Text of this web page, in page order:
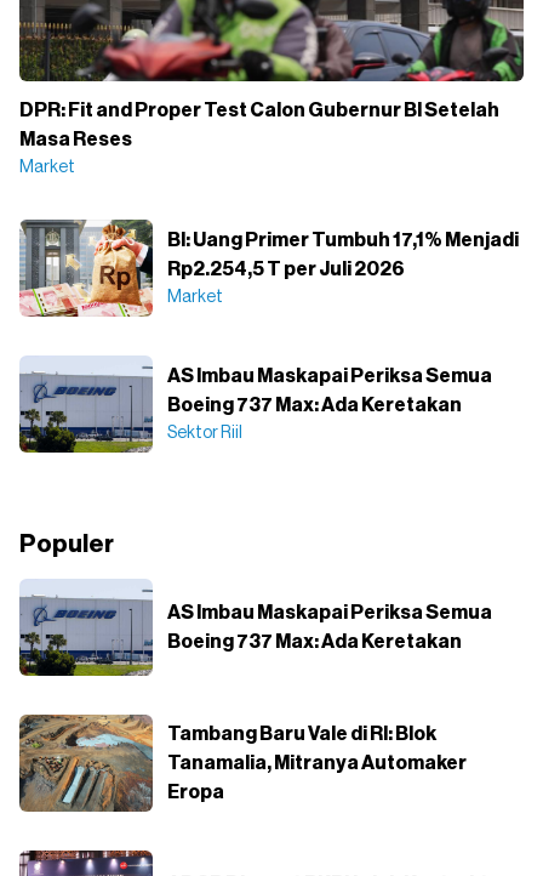
DPR: Fit and Proper Test Calon Gubernur BI Setelah
Masa Reses
Market
BI: Uang Primer Tumbuh 17,1% Menjadi
Rp2.254,5 T per Juli 2026
Market
AS Imbau Maskapai Periksa Semua
Boeing 737 Max: Ada Keretakan
Sektor Riil
Populer
AS Imbau Maskapai Periksa Semua
Boeing 737 Max: Ada Keretakan
Tambang Baru Vale di RI: Blok
Tanamalia, Mitranya Automaker
Eropa